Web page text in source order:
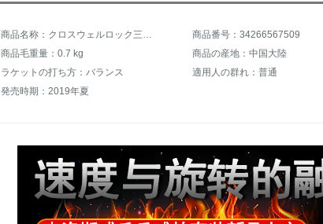
商品名称：クロスウェルロック三星拍直横双拍セット2本セット学生トレーニング試合四星六星プロ級攻撃用シーザータイプで二枚撮ります。 商品番号：34266567509
商品毛重量：0.7 kg
商品の産地：中国大陸
ラケットの打ち方：バランス
適用人の群れ：普通
発売時期：2019年夏